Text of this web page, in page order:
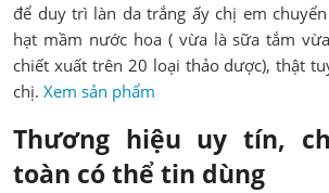
để duy trì làn da trắng ấy chị em
hạt mầm nước hoa ( vừa là sữa tắm
chiết xuất trên 20 loại thảo dược), thật
chị.Xem sản phẩm
Thương hiệu uy tín,
toàn có thể tin dùng